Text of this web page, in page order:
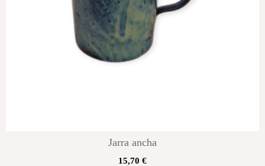
Jarra ancha
15,70 €